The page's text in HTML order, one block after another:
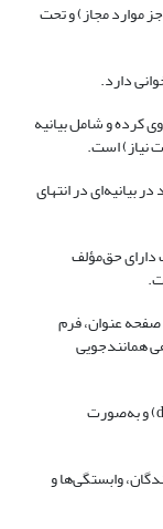
موارد مجاز) و تحت
دارد.
کرده و شامل بیانیه
نیاز) است.
بیانیه‌ای در انتهای
دارای حق‌مؤلف
صفحه عنوان، فرم
همانندجویی
* فایل در قالب قابل ویرایش (.doc/.docx) و به‌صورت
وابستگی‌ها و